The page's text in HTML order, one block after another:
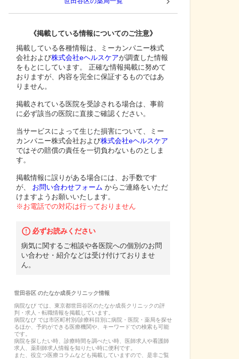
《掲載している情報についてのご注意》
掲載している各種情報は、ミーカンパニー株式
会社および株式会社eヘルスケアが調査した情報
をもとにしています。 正確な情報掲載に努めて
おりますが、内容を完全に保証するものではあ
りません。
掲載されている医院を受診される場合は、事前
に必ず該当の医院に直接ご確認ください。
当サービスによって生じた損害について、ミー
カンパニー株式会社および株式会社eヘルスケア
ではその賠償の責任を一切負わないものとしま
す。
掲載情報に誤りがある場合には、お手数です
が、
お問い合わせフォーム からご連絡をいただ
けますようお願いいたします。
※お電話での対応は行っておりません
必ずお読みください
病気に関するご相談や各医院への個別のお問
い合わせ・紹介などは受け付けておりませ
ん。
世田谷区のたなか成長クリニック情報
病院なび では、 東京都世田谷区のたなか成長クリニックの評
判・求人・転職情報を掲載しています。
病院なび では市区町村別/診療科目別に病院・医院・薬局を探せ
るほか、予約ができる医療機関や、キーワードでの検索も可能
です。
病院を探したい時、診療時間を調べたい時、医師求人や看護師
求人、薬剤師求人情報を知りたい時に便利です。
また、役立つ医療コラムなども掲載していますので、是非ご覧